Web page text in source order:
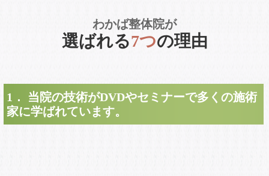
わかば整体院が
選ばれる7つの理由
1． 当院の技術がDVDやセミナーで多くの施術
家に学ばれています。